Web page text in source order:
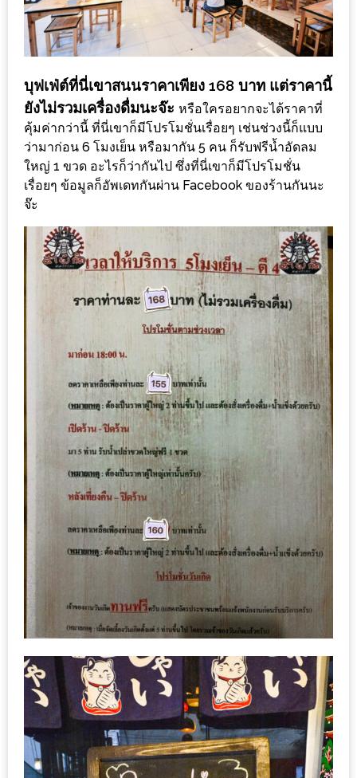
POLICY
OKTOBERFEST
ครั้ง
ที่
2
เทศกาล
เบียร์
ที่
ที่สุด
ใน
โลก
กับ
ฮอ
ลิ
เดย์
อินน์
เชียงใหม่
PANDA
:
ทำไม
ไม่
ทำ
ทาน
เอง?
SHOP
TOP
บุฟเฟ่ต์ที่นี่เขาสนนราคาเพียง 168 บาท แต่ราคานี้
ยังไม่รวมเครื่องดื่มนะจ๊ะ หรือใครอยากจะได้ราคาที่
คุ้มค่ากว่านี้ ที่นี่เขาก็มีโปรโมชั่นเรื่อยๆ เช่นช่วงนี้ก็แบบ
ว่ามาก่อน 6 โมงเย็น หรือมากัน 5 คน ก็รับฟรีน้ำอัดลม
ใหญ่ 1 ขวด อะไรก็ว่ากันไป ซึ่งที่นี่เขาก็มีโปรโมชั่น
เรื่อยๆ ข้อมูลก็อัพเดทกันผ่าน Facebook ของร้านกันนะ
จ๊ะ